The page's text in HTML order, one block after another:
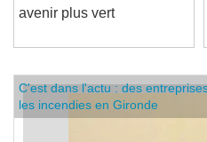
une avancée vers un
C'est dans l'actu : des
les incendies en Gironde